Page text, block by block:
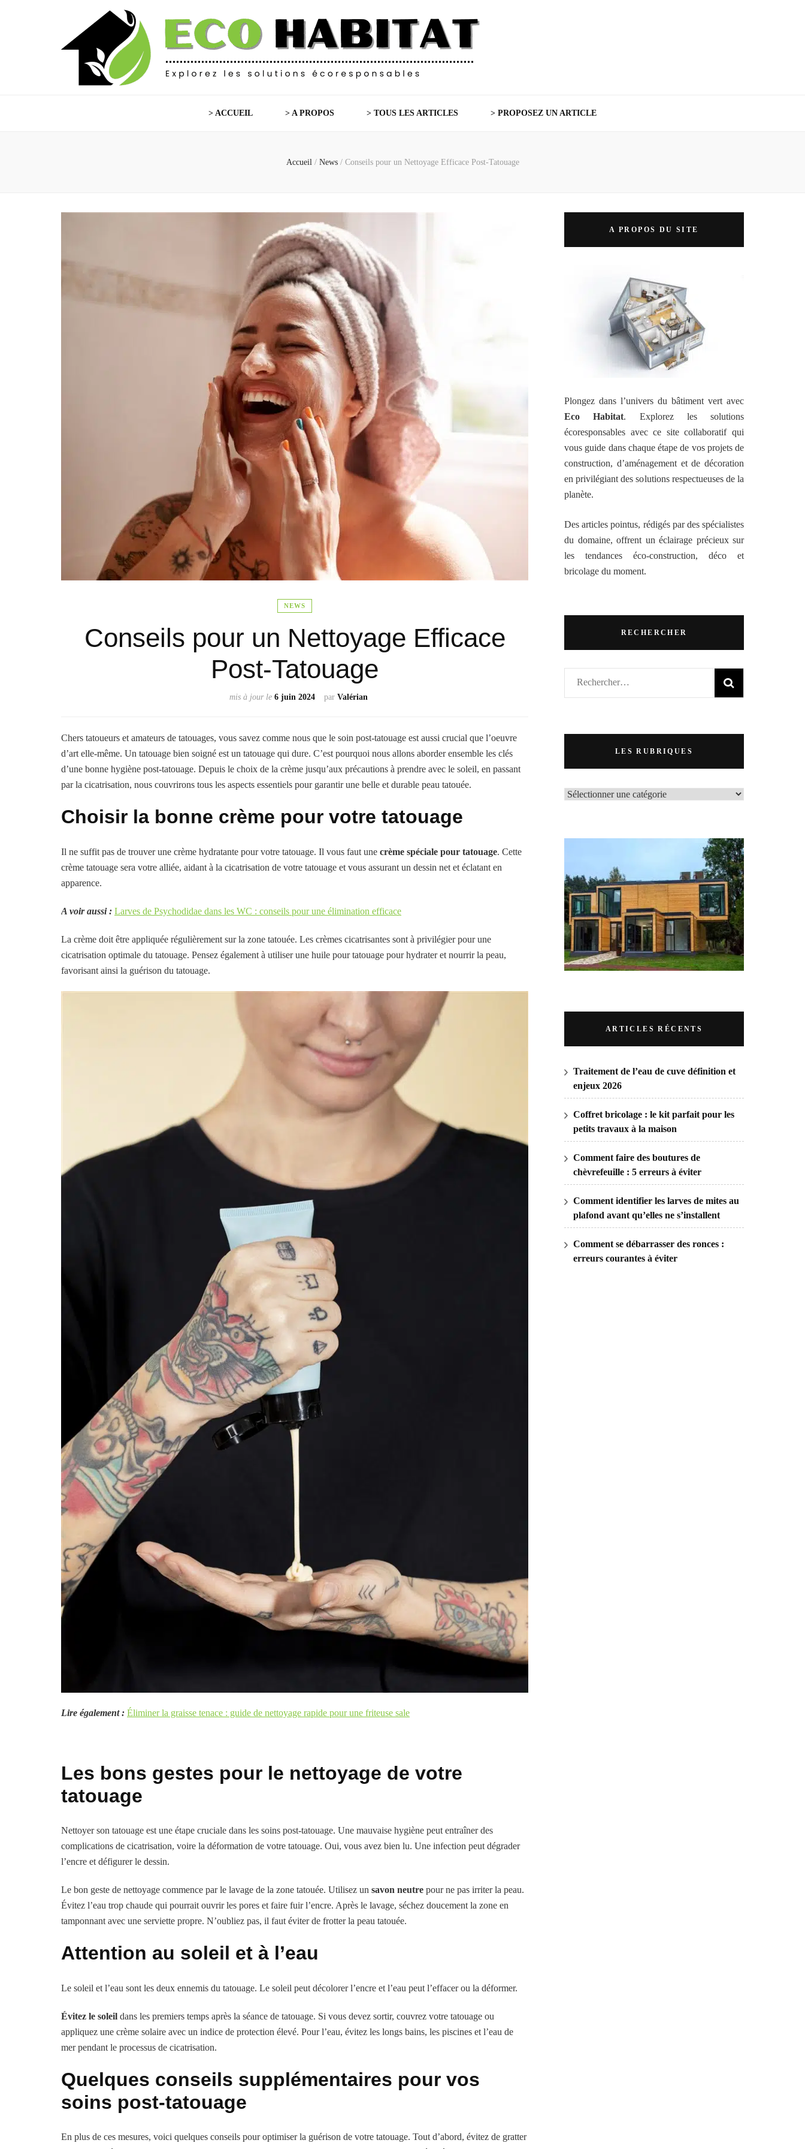
Eco Habitat
> ACCUEIL > A PROPOS > TOUS LES ARTICLES > PROPOSEZ UN ARTICLE
Accueil / News / Conseils pour un Nettoyage Efficace Post-Tatouage
NEWS
Conseils pour un Nettoyage Efficace
Post-Tatouage
par Valérian
mis à jour le 6 juin 2024
Chers tatoueurs et amateurs de tatouages, vous savez comme nous que le soin post-tatouage est aussi crucial que l’oeuvre
d’art elle-même. Un tatouage bien soigné est un tatouage qui dure. C’est pourquoi nous allons aborder ensemble les clés
d’une bonne hygiène post-tatouage. Depuis le choix de la crème jusqu’aux précautions à prendre avec le soleil, en passant
par la cicatrisation, nous couvrirons tous les aspects essentiels pour garantir une belle et durable peau tatouée.
Choisir la bonne crème pour votre tatouage
Il ne suffit pas de trouver une crème hydratante pour votre tatouage. Il vous faut une crème spéciale pour tatouage. Cette
crème tatouage sera votre alliée, aidant à la cicatrisation de votre tatouage et vous assurant un dessin net et éclatant en
apparence.
A voir aussi : Larves de Psychodidae dans les WC : conseils pour une élimination efficace
La crème doit être appliquée régulièrement sur la zone tatouée. Les crèmes cicatrisantes sont à privilégier pour une
cicatrisation optimale du tatouage. Pensez également à utiliser une huile pour tatouage pour hydrater et nourrir la peau,
favorisant ainsi la guérison du tatouage.
Lire également : Éliminer la graisse tenace : guide de nettoyage rapide pour une friteuse sale
Les bons gestes pour le nettoyage de votre
tatouage
Nettoyer son tatouage est une étape cruciale dans les soins post-tatouage. Une mauvaise hygiène peut entraîner des
complications de cicatrisation, voire la déformation de votre tatouage. Oui, vous avez bien lu. Une infection peut dégrader
l’encre et défigurer le dessin.
Le bon geste de nettoyage commence par le lavage de la zone tatouée. Utilisez un savon neutre pour ne pas irriter la peau.
Évitez l’eau trop chaude qui pourrait ouvrir les pores et faire fuir l’encre. Après le lavage, séchez doucement la zone en
tamponnant avec une serviette propre. N’oubliez pas, il faut éviter de frotter la peau tatouée.
Attention au soleil et à l’eau
Le soleil et l’eau sont les deux ennemis du tatouage. Le soleil peut décolorer l’encre et l’eau peut l’effacer ou la déformer.
Évitez le soleil dans les premiers temps après la séance de tatouage. Si vous devez sortir, couvrez votre tatouage ou
appliquez une crème solaire avec un indice de protection élevé. Pour l’eau, évitez les longs bains, les piscines et l’eau de
mer pendant le processus de cicatrisation.
Quelques conseils supplémentaires pour vos
soins post-tatouage
En plus de ces mesures, voici quelques conseils pour optimiser la guérison de votre tatouage. Tout d’abord, évitez de gratter
A PROPOS DU SITE
Plongez dans l’univers du bâtiment vert avec
Eco Habitat. Explorez les solutions
écoresponsables avec ce site collaboratif qui
vous guide dans chaque étape de vos projets de
construction, d’aménagement et de décoration
en privilégiant des solutions respectueuses de la
planète.
Des articles pointus, rédigés par des spécialistes
du domaine, offrent un éclairage précieux sur
les tendances éco-construction, déco et
bricolage du moment.
RECHERCHER
Rechercher :
LES RUBRIQUES
LES
ARTICLES RÉCENTS
Traitement de l’eau de cuve définition et
enjeux 2026
Coffret bricolage : le kit parfait pour les
petits travaux à la maison
Comment faire des boutures de
chèvrefeuille : 5 erreurs à éviter
Comment identifier les larves de mites au
plafond avant qu’elles ne s’installent
Comment se débarrasser des ronces :
erreurs courantes à éviter